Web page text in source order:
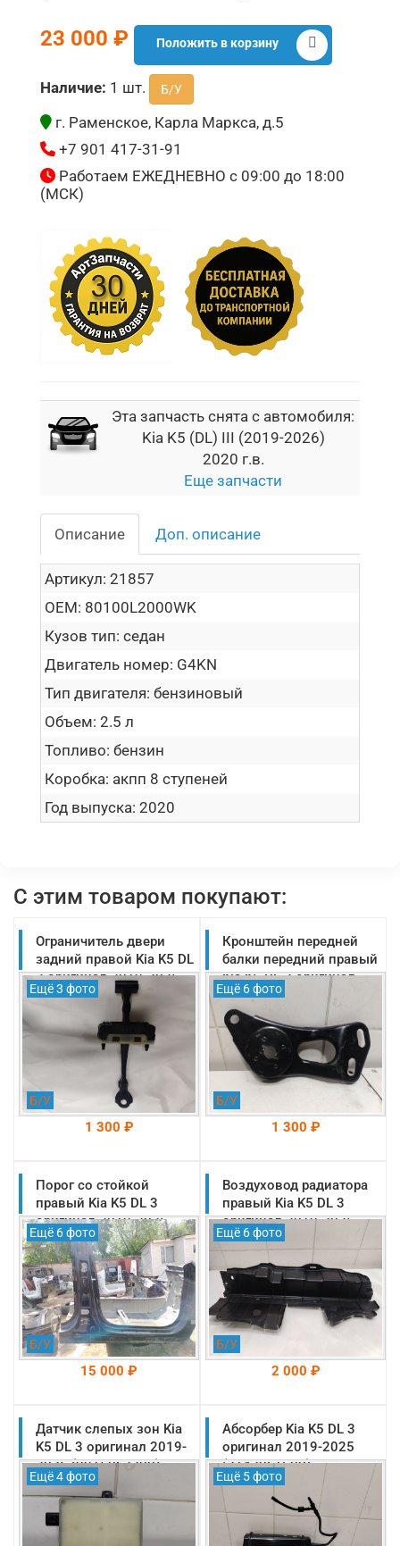
23 000 ₽ Положить в корзину
Наличие: 1 шт. Б/У
г. Раменское, Карла Маркса, д.5
+7 901 417-31-91
Работаем ЕЖЕДНЕВНО с 09:00 до 18:00
(МСК)
Эта запчасть снята с автомобиля:
Kia K5 (DL) III (2019-2026)
2020 г.в.
Еще запчасти
Описание Доп. описание
Артикул: 21857
OEM: 80100L2000WK
Кузов тип: седан
Двигатель номер: G4KN
Тип двигателя: бензиновый
Объем: 2.5 л
Топливо: бензин
Коробка: акпп 8 ступеней
Год выпуска: 2020
С этим товаром покупают:
Ограничитель двери
задний правой Kia K5 DL
3 оригинал 2019-2025
(77990L2000)
Ещё 3 фото
Б/У
1 300 ₽
На складе: Раменское
-->
Кронштейн передней
балки передний правый
Kia K5 DL 3 оригинал
2019-2025
(62471L1500)
Ещё 6 фото
Б/У
1 300 ₽
На складе: Раменское
-->
Порог со стойкой
правый Kia K5 DL 3
оригинал 2019-2025
(71322L2D00)
Ещё 6 фото
Б/У
15 000 ₽
На складе: Раменское
-->
Воздуховод радиатора
правый Kia K5 DL 3
оригинал 2019-2025
(29134L2000)
Ещё 6 фото
Б/У
2 000 ₽
На складе: Раменское
-->
Датчик слепых зон Kia
K5 DL 3 оригинал 2019-
2025 (99150L2200)
Ещё 4 фото
Абсорбер Kia K5 DL 3
оригинал 2019-2025
(31420L1600)
Ещё 5 фото